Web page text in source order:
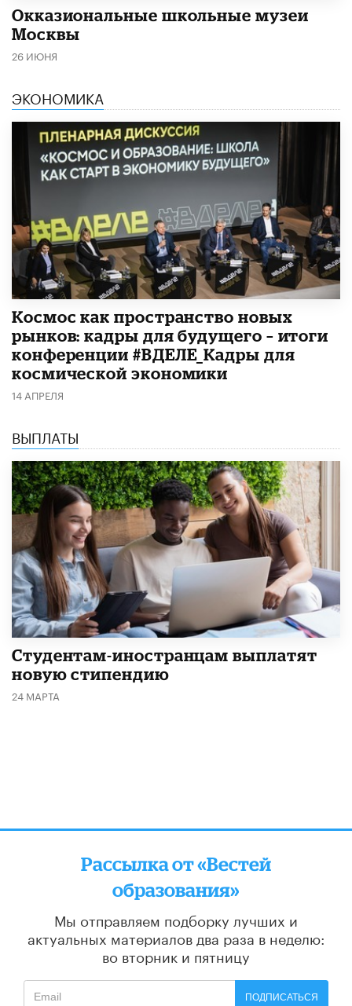
​Окказиональные школьные музеи
Москвы
26 ИЮНЯ
ЭКОНОМИКА
Космос как пространство новых
рынков: кадры для будущего – итоги
конференции #ВДЕЛЕ_Кадры для
космической экономики
14 АПРЕЛЯ
ВЫПЛАТЫ
Студентам-иностранцам выплатят
новую стипендию
24 МАРТА
Рассылка от «Вестей
образования»
Мы отправляем подборку лучших и
актуальных материалов два раза в неделю:
во вторник и пятницу
ПОДПИСАТЬСЯ